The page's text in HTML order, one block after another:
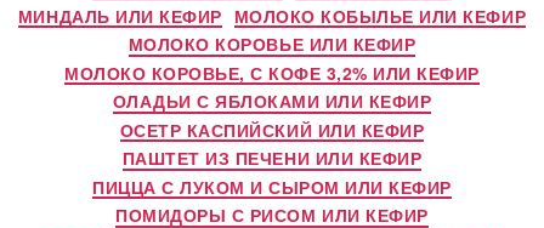
МИНДАЛЬ ИЛИ КЕФИР МОЛОКО КОБЫЛЬЕ ИЛИ КЕФИР
МОЛОКО КОРОВЬЕ ИЛИ КЕФИР
МОЛОКО КОРОВЬЕ, С КОФЕ 3,2% ИЛИ КЕФИР
ОЛАДЬИ С ЯБЛОКАМИ ИЛИ КЕФИР
ОСЕТР КАСПИЙСКИЙ ИЛИ КЕФИР
ПАШТЕТ ИЗ ПЕЧЕНИ ИЛИ КЕФИР
ПИЦЦА С ЛУКОМ И СЫРОМ ИЛИ КЕФИР
ПОМИДОРЫ С РИСОМ ИЛИ КЕФИР